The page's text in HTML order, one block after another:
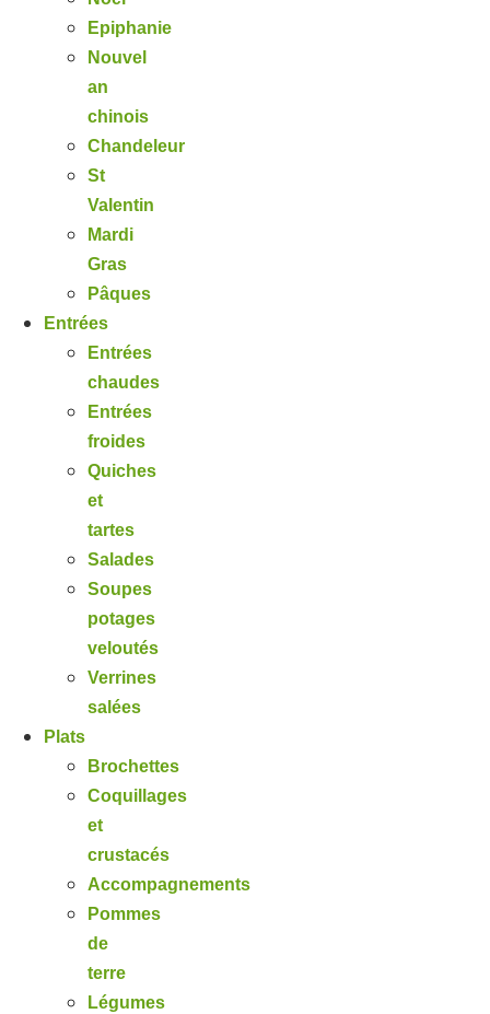
Epiphanie
Nouvel
an
chinois
Chandeleur
St
Valentin
Mardi
Gras
Pâques
Entrées
Entrées
chaudes
Entrées
froides
Quiches
et
tartes
Salades
Soupes
potages
veloutés
Verrines
salées
Plats
Brochettes
Coquillages
et
crustacés
Accompagnements
Pommes
de
terre
Légumes